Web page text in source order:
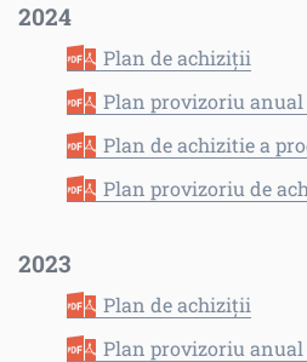
2024
Plan de achiziții
Plan provizoriu
Plan de achizitie a
Plan provizoriu de
2023
Plan de achiziții
Plan provizoriu